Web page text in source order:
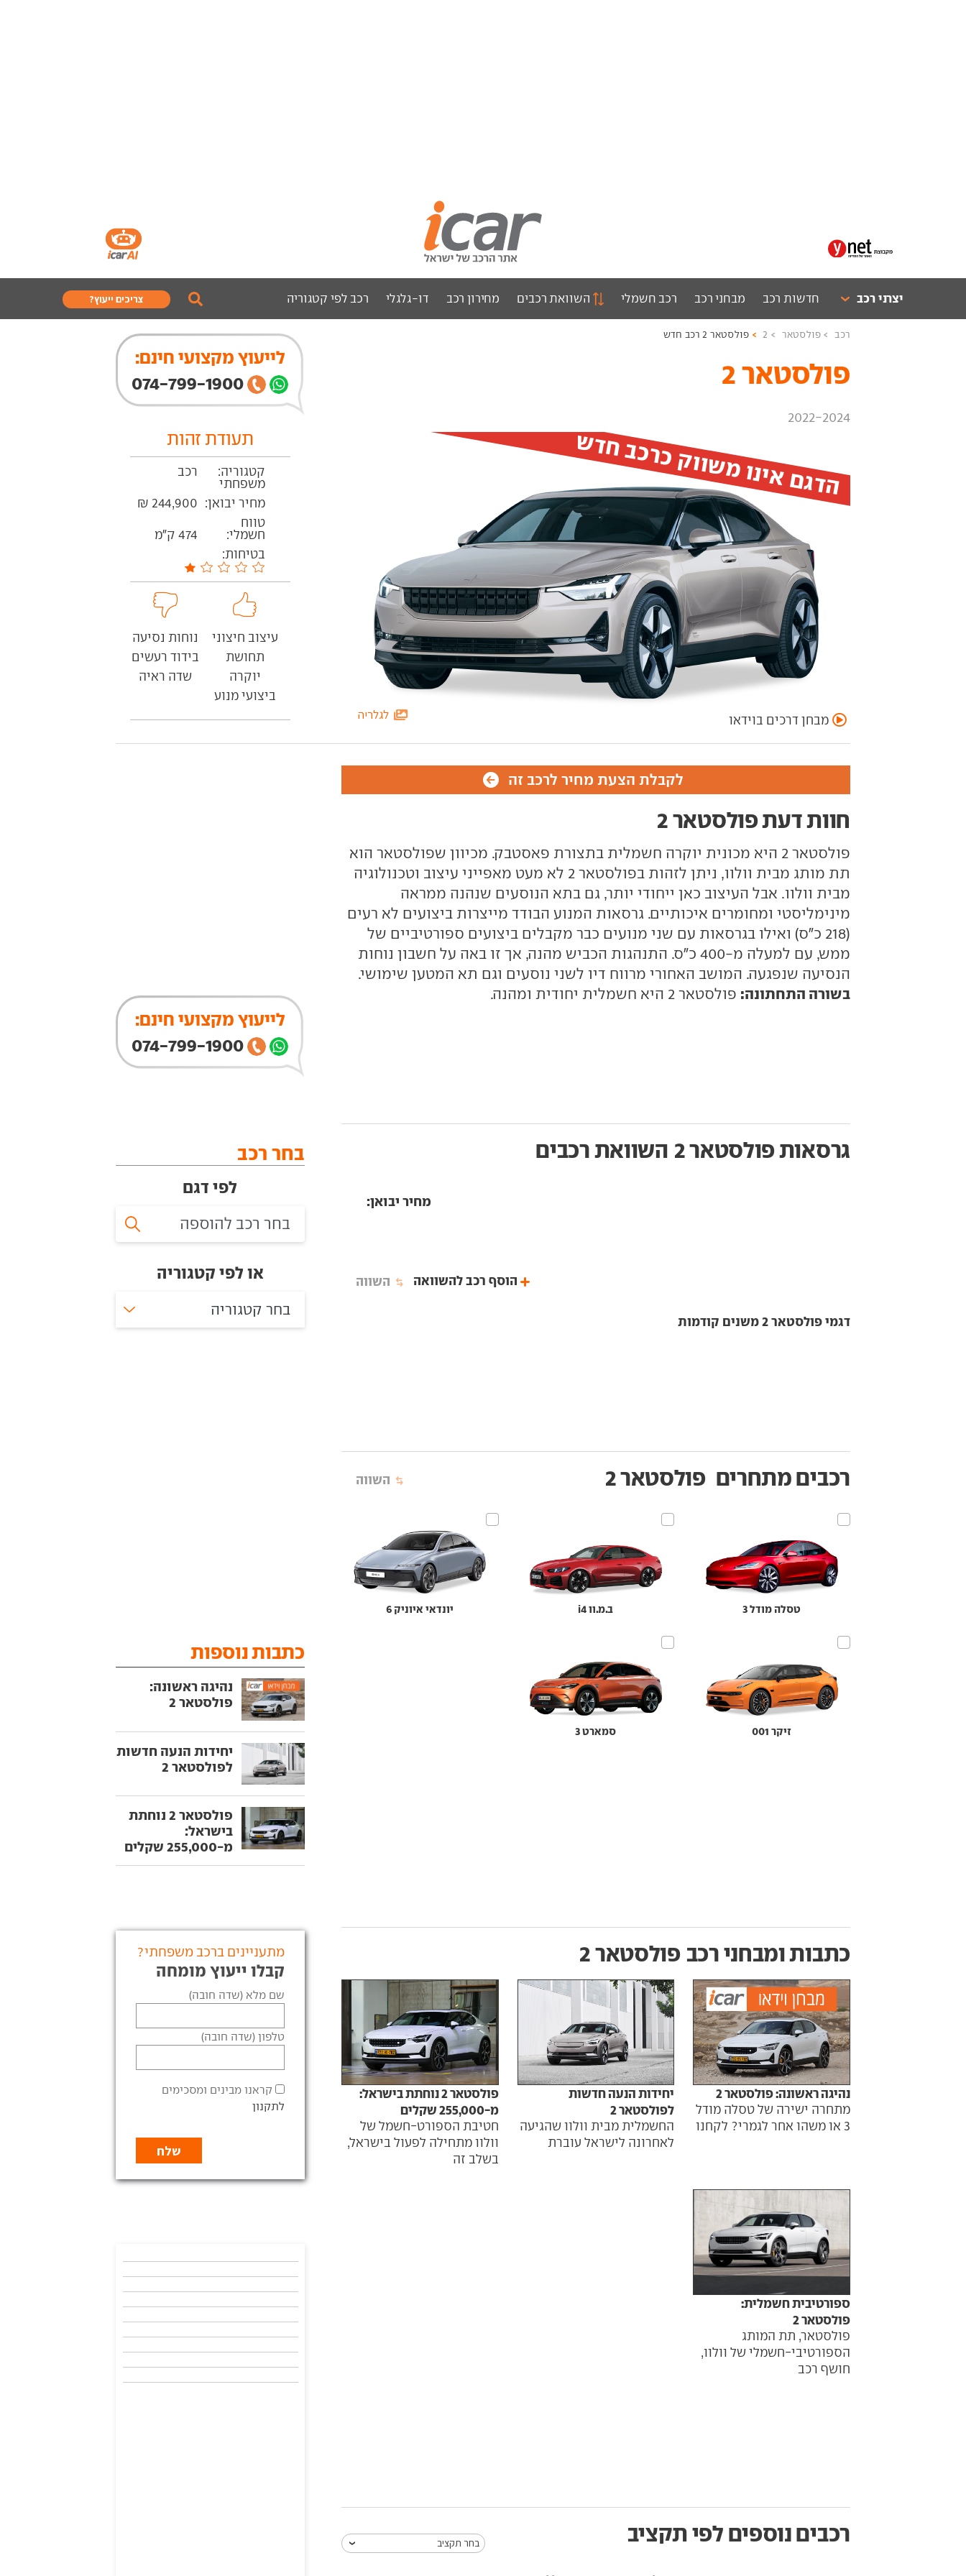
יצרני רכב חדשות רכב מבחני רכב רכב חשמלי השוואת רכבים מחירון רכב דו-גלגלי רכב לפי קטגוריה צריכים ייעוץ?
רכב פולסטאר 2 פולסטאר 2 רכב חדש
לייעוץ מקצועי חינם:
פולסטאר 2 ‏
2022-2024
הדגם אינו משווק כרכב חדש
לגלריה מבחן דרכים בוידאו
תעודת זהות
קטגוריה: רכב
משפחתי
מחיר יבואן:
טווח
חשמלי:
בטיחות:
עיצוב חיצוני
תחושת
יוקרה
ביצועי מנוע
נוחות נסיעה
בידוד רעשים
שדה ראיה
לקבלת הצעת מחיר לרכב זה
חוות דעת פולסטאר 2
פולסטאר 2 היא מכונית יוקרה חשמלית בתצורת פאסטבק. מכיוון שפולסטאר הוא
תת מותג מבית וולוו, ניתן לזהות בפולסטאר 2 לא מעט מאפייני עיצוב וטכנולוגיה
מבית וולוו. אבל העיצוב כאן ייחודי יותר, גם בתא הנוסעים שנהנה ממראה
מינימליסטי ומחומרים איכותיים. גרסאות המנוע הבודד מייצרות ביצועים לא רעים
(218 כ"ס) ואילו בגרסאות עם שני מנועים כבר מקבלים ביצועים ספורטיביים של
ממש, עם למעלה מ-400 כ"ס. התנהגות הכביש מהנה, אך זו באה על חשבון נוחות
הנסיעה שנפגעה. המושב האחורי מרווח דיו לשני נוסעים וגם תא המטען שימושי.
בשורה התחתונה: פולסטאר 2 היא חשמלית יחודית ומהנה.
גרסאות פולסטאר 2 השוואת רכבים
מחיר יבואן:
השווה הוסף רכב להשוואה
דגמי פולסטאר 2 משנים קודמות
רכבים מתחרים פולסטאר 2 השווה
טסלה מודל 3 ב.מ.וו i4 יונדאי איוניק 6
זיקר 001 סמארט 3
כתבות ומבחני רכב פולסטאר 2
נהיגה ראשונה: פולסטאר 2
מתחרה ישירה של טסלה מודל
3 או משהו אחר לגמרי? לקחנו
יחידות הנעה חדשות
לפולסטאר 2
החשמלית מבית וולוו שהגיעה
לאחרונה לישראל עוברת
פולסטאר 2 נוחתת בישראל:
מ-255,000 שקלים
חטיבת הספורט-חשמל של
וולוו מתחילה לפעול בישראל,
בשלב זה
ספורטיבית חשמלית:
פולסטאר 2
פולסטאר, תת המותג
הספורטיבי-חשמלי של וולוו,
חושף רכב
רכבים נוספים לפי תקציב בחר תקציב
לייעוץ מקצועי חינם:
074-799-1900
בחר רכב
לפי דגם
או לפי קטגוריה
בחר קטגוריה
כתבות נוספות
נהיגה ראשונה:
פולסטאר 2
יחידות הנעה חדשות
לפולסטאר 2
פולסטאר 2 נוחתת
בישראל:
מ-255,000 שקלים
מתעניינים ברכב משפחתי?
קבלו ייעוץ מומחה
שם מלא (שדה חובה)
טלפון (שדה חובה)
קראנו מבינים ומסכימים
לתקנון